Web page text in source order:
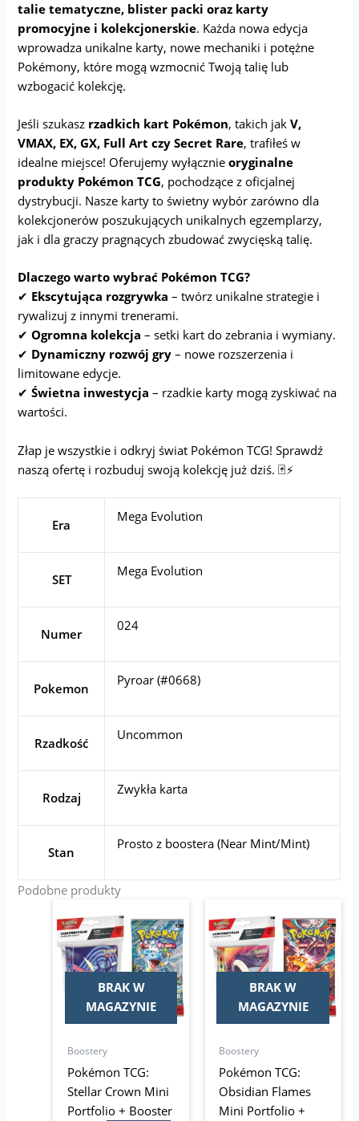
talie tematyczne, blister packi oraz karty
promocyjne i kolekcjonerskie. Każda nowa edycja
wprowadza unikalne karty, nowe mechaniki i potężne
Pokémony, które mogą wzmocnić Twoją talię lub
wzbogacić kolekcję.
Jeśli szukasz rzadkich kart Pokémon, takich jakV,
VMAX, EX, GX, Full Art czy Secret Rare, trafiłeś w
idealne miejsce! Oferujemy wyłącznieoryginalne
produkty Pokémon TCG, pochodzące z oficjalnej
dystrybucji. Nasze karty to świetny wybór zarówno dla
kolekcjonerów poszukujących unikalnych egzemplarzy,
jak i dla graczy pragnących zbudować zwycięską talię.
Dlaczego warto wybrać Pokémon TCG?
✔ Ekscytująca rozgrywka – twórz unikalne strategie i
rywalizuj z innymi trenerami.
✔Ogromna kolekcja – setki kart do zebrania i wymiany.
✔ Dynamiczny rozwój gry – nowe rozszerzenia i
limitowane edycje.
✔Świetna inwestycja – rzadkie karty mogą zyskiwać na
wartości.
Złap je wszystkie i odkryj świat Pokémon TCG! Sprawdź
naszą ofertę i rozbuduj swoją kolekcję już dziś. 🃏⚡
Era
Mega Evolution
SET
Mega Evolution
Numer
024
Pokemon
Pyroar (#0668)
Rzadkość
Uncommon
Rodzaj
Zwykła karta
Stan
Prosto z boostera (Near Mint/Mint)
Podobne produkty
BRAK W
MAGAZYNIE
Boostery
Pokémon TCG:
Stellar Crown Mini
Portfolio + Booster
BRAK W
MAGAZYNIE
Boostery
Pokémon TCG:
Obsidian Flames
Mini Portfolio +